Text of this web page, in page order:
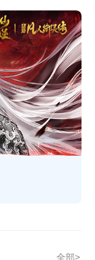
全部>